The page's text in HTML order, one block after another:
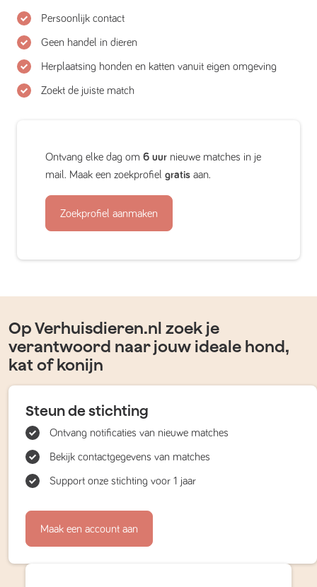
Persoonlijk contact
Geen handel in dieren
Herplaatsing honden en katten vanuit eigen omgeving
Zoekt de juiste match
Ontvang elke dag om 6 uur nieuwe matches in je
mail. Maak een zoekprofiel gratis aan.
Zoekprofiel aanmaken
Op Verhuisdieren.nl zoek je
verantwoord naar jouw ideale hond,
kat of konijn
Steun de stichting
Ontvang notificaties van nieuwe matches
Bekijk contactgegevens van matches
Support onze stichting voor 1 jaar
Maak een account aan